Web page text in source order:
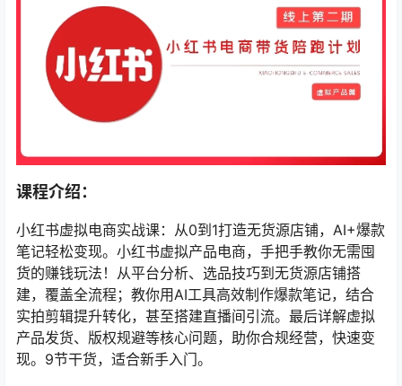
课程介绍：
小红书虚拟电商实战课：从0到1打造无货源店铺，AI+爆款
笔记轻松变现。小红书虚拟产品电商，手把手教你无需囤
货的赚钱玩法！从平台分析、选品技巧到无货源店铺搭
建，覆盖全流程；教你用AI工具高效制作爆款笔记，结合
实拍剪辑提升转化，甚至搭建直播间引流。最后详解虚拟
产品发货、版权规避等核心问题，助你合规经营，快速变
现。9节干货，适合新手入门。